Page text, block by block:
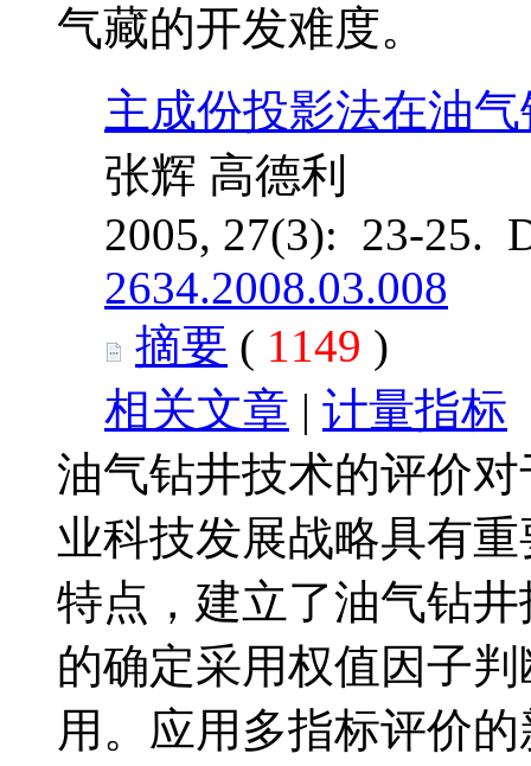
气藏的开发难度。
主成份投影法在油
张辉 高德利
2005, 27(3): 23-25.
2634.2008.03.008
摘要 ( 1149 )
相关文章 | 计量指标
油气钻井技术的评价
业科技发展战略具有
特点，建立了油气钻
的确定采用权值因子
用。应用多指标评价